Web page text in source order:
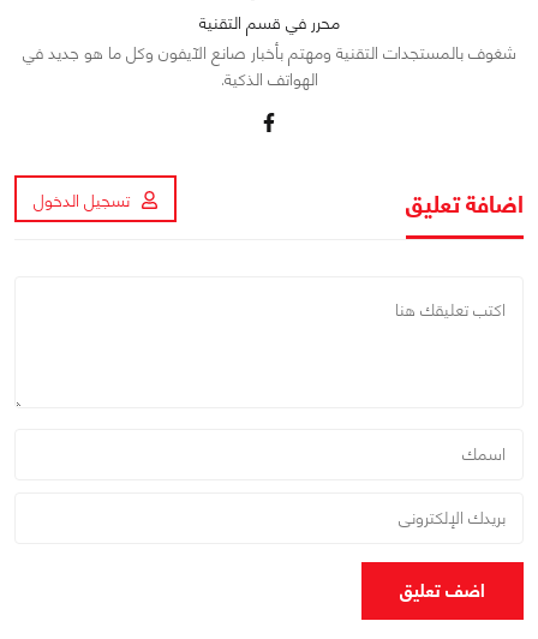
محرر في قسم التقنية
شغوف بالمستجدات التقنية ومهتم بأخبار صانع الآيفون وكل ما هو جديد في
الهواتف الذكية.
اضافة تعليق تسجيل الدخول
اضف تعليق